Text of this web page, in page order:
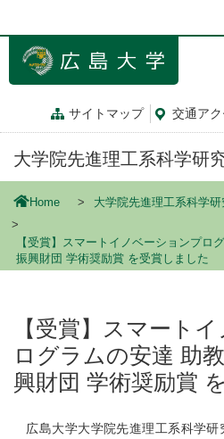
ン
サイトマップ 交通ア
大学院先進理工系科学研
Home 大学院先進理工系科学研
【受賞】スマートイノベーションプロ
振興財団 学術奨励賞 を受賞しました
【受賞】スマート
ログラムの安達 助
興財団 学術奨励賞
広島大学大学院先進理工系科学